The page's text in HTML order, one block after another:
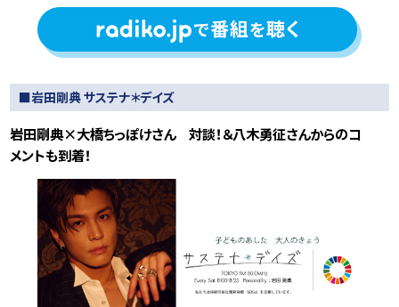
■岩田剛典 サステナ＊デイズ
岩田剛典×大橋ちっぽけさん 対談！＆八木勇征さんからのコ
メントも到着！